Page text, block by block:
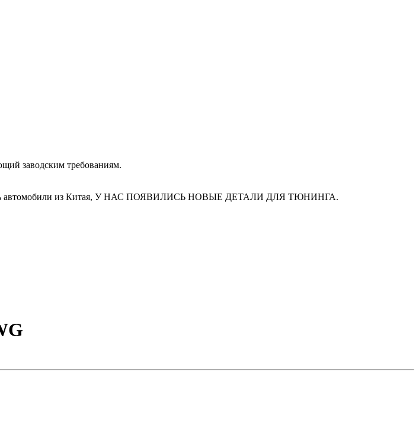
заводским требованиям.
автомобили из Китая, У НАС ПОЯВИЛИСЬ НОВЫЕ ДЕТАЛИ ДЛЯ ТЮНИНГА.